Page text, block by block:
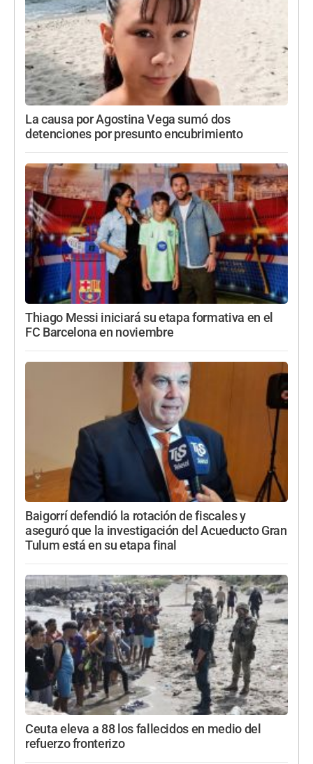
La causa por Agostina Vega sumó dos
detenciones por presunto encubrimiento
Thiago Messi iniciará su etapa formativa en el
FC Barcelona en noviembre
Baigorrí defendió la rotación de fiscales y
aseguró que la investigación del Acueducto Gran
Tulum está en su etapa final
Ceuta eleva a 88 los fallecidos en medio del
refuerzo fronterizo